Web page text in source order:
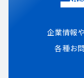
企業情報
各種お